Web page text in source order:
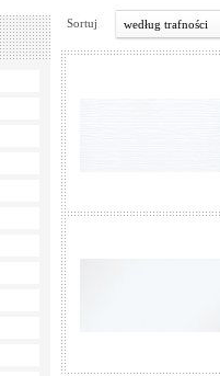
Sortuj według trafności